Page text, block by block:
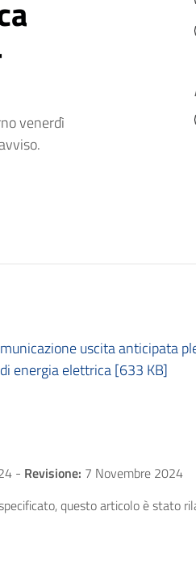
venerdì
uscita anticipata
energia elettrica [633 KB]
- Revisione: 7 Novembre 2024
questo articolo è stato